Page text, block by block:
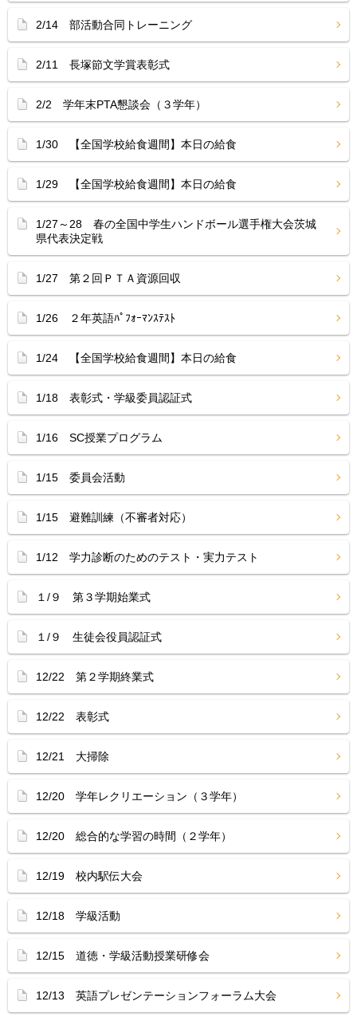
2/14 部活動合同トレーニング
2/11 長塚節文学賞表彰式
2/2 学年末PTA懇談会（３学年）
1/30 【全国学校給食週間】本日の給食
1/29 【全国学校給食週間】本日の給食
1/27～28 春の全国中学生ハンドボール選手権大会茨城
県代表決定戦
1/27 第２回ＰＴＡ資源回収
1/26 ２年英語ﾊﾟﾌｫｰﾏﾝｽﾃｽﾄ
1/24 【全国学校給食週間】本日の給食
1/18 表彰式・学級委員認証式
1/16 SC授業プログラム
1/15 委員会活動
1/15 避難訓練（不審者対応）
1/12 学力診断のためのテスト・実力テスト
１/９ 第３学期始業式
１/９ 生徒会役員認証式
12/22 第２学期終業式
12/22 表彰式
12/21 大掃除
12/20 学年レクリエーション（３学年）
12/20 総合的な学習の時間（２学年）
12/19 校内駅伝大会
12/18 学級活動
12/15 道徳・学級活動授業研修会
12/13 英語プレゼンテーションフォーラム大会